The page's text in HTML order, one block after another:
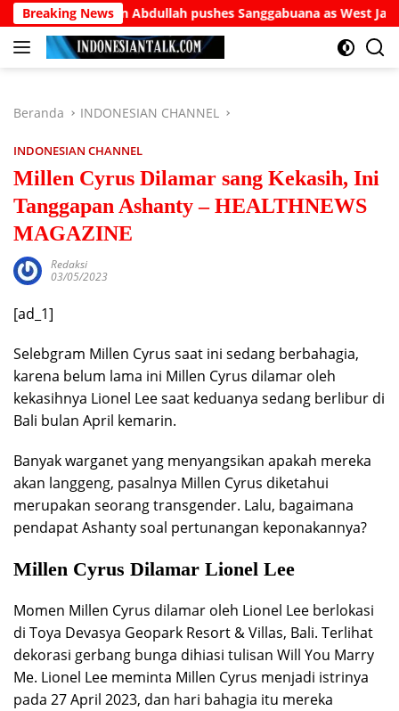
Langsung
ke
konten
Breaking NewsAbdullah pushes Sanggabuana as West Java’s
Beranda INDONESIAN CHANNEL
INDONESIAN CHANNEL
Millen Cyrus Dilamar sang Kekasih, Ini
Tanggapan Ashanty – HEALTHNEWS
MAGAZINE
Redaksi
03/05/2023
[ad_1]
Selebgram Millen Cyrus saat ini sedang berbahagia,
karena belum lama ini Millen Cyrus dilamar oleh
kekasihnya Lionel Lee saat keduanya sedang berlibur di
Bali bulan April kemarin.
Banyak warganet yang menyangsikan apakah mereka
akan langgeng, pasalnya Millen Cyrus diketahui
merupakan seorang transgender. Lalu, bagaimana
pendapat Ashanty soal pertunangan keponakannya?
Millen Cyrus Dilamar Lionel Lee
Momen Millen Cyrus dilamar oleh Lionel Lee berlokasi
di Toya Devasya Geopark Resort & Villas, Bali. Terlihat
dekorasi gerbang bunga dihiasi tulisan Will You Marry
Me. Lionel Lee meminta Millen Cyrus menjadi istrinya
pada 27 April 2023, dan hari bahagia itu mereka